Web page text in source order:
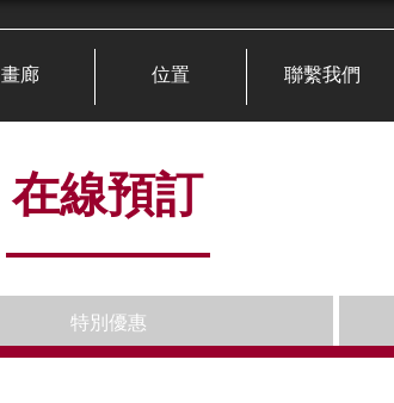
畫廊 位置 聯繫我們
在線預訂
特別優惠